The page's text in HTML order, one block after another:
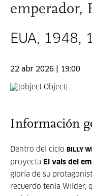
emperador,
EUA, 1948,
22 abr 2026 | 19:00
Información
Dentro del ciclo BILLY
proyecta El vals del
gloria de su
recuerdo tenía Wilder,